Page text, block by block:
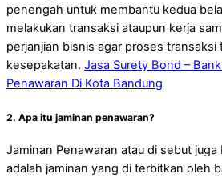
penengah untuk membantu kedua
melakukan transaksi ataupun kerja
perjanjian bisnis agar proses
kesepakatan. Jasa Surety Bond –
Penawaran Di Kota Bandung
2. Apa itu jaminan penawaran?
Jaminan Penawaran atau di sebut juga
adalah jaminan yang di terbitkan oleh